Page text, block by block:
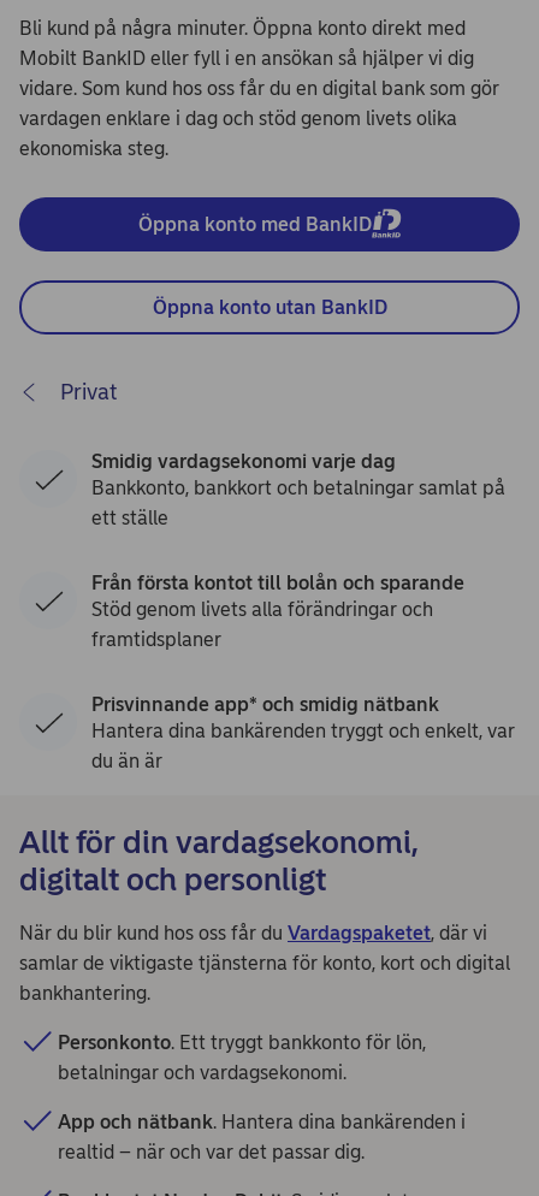
Bli kund på några minuter. Öppna konto direkt med
Mobilt BankID eller fyll i en ansökan så hjälper vi dig
vidare. Som kund hos oss får du en digital bank som gör
vardagen enklare i dag och stöd genom livets olika
ekonomiska steg.
Öppna konto med BankID
Öppna konto utan BankID
Privat
Smidig vardagsekonomi varje dag
Bankkonto, bankkort och betalningar samlat på
ett ställe
Från första kontot till bolån och sparande
Stöd genom livets alla förändringar och
framtidsplaner
Prisvinnande app* och smidig nätbank
Hantera dina bankärenden tryggt och enkelt, var
du än är
Allt för din vardagsekonomi,
digitalt och personligt
När du blir kund hos oss får du Vardagspaketet, där vi
samlar de viktigaste tjänsterna för konto, kort och digital
bankhantering.
Personkonto. Ett tryggt bankkonto för lön,
betalningar och vardagsekonomi.
App och nätbank. Hantera dina bankärenden i
realtid – när och var det passar dig.